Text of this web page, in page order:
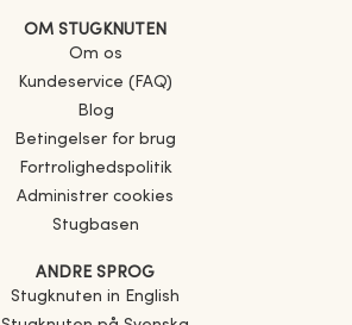
OM STUGKNUTEN
Om os
Kundeservice (FAQ)
Blog
Betingelser for brug
Fortrolighedspolitik
Administrer cookies
Stugbasen
ANDRE SPROG
Stugknuten in English